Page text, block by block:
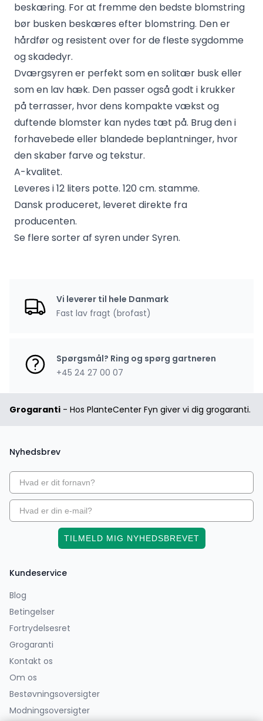
beskæring. For at fremme den bedste blomstring
bør busken beskæres efter blomstring. Den er
hårdfør og resistent over for de fleste sygdomme
og skadedyr.
Dværgsyren er perfekt som en solitær busk eller
som en lav hæk. Den passer også godt i krukker
på terrasser, hvor dens kompakte vækst og
duftende blomster kan nydes tæt på. Brug den i
forhavebede eller blandede beplantninger, hvor
den skaber farve og tekstur.
A-kvalitet.
Leveres i 12 liters potte. 120 cm. stamme.
Dansk produceret, leveret direkte fra
producenten.
Se flere sorter af syren underSyren.
Vi leverer til hele Danmark
Fast lav fragt (brofast)
Spørgsmål? Ring og spørg gartneren
+45 24 27 00 07
Grogaranti - Hos PlanteCenter Fyn giver vi dig grogaranti.
Kundeservice
Blog
Betingelser
Fortrydelsesret
Grogaranti
Kontakt os
Om os
Bestøvningsoversigter
Modningsoversigter
Nyhedsbrev
TILMELD MIG NYHEDSBREVET